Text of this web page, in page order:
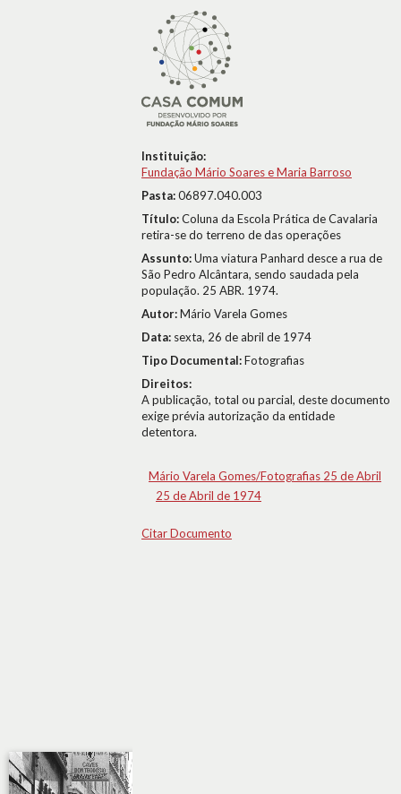
Instituição:
Fundação Mário Soares e Maria Barroso
Pasta:06897.040.003
Título:Coluna da Escola Prática de Cavalaria
retira-se do terreno de das operações
Assunto:Uma viatura Panhard desce a rua de
São Pedro Alcântara, sendo saudada pela
população. 25 ABR. 1974.
Autor:Mário Varela Gomes
Data: sexta, 26 de abril de 1974
Tipo Documental:Fotografias
Direitos:
A publicação, total ou parcial, deste documento
exige prévia autorização da entidade
detentora.
Mário Varela Gomes/Fotografias 25 de Abril
25 de Abril de 1974
Citar Documento